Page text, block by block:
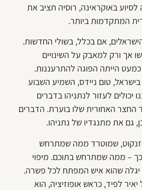
באוקראינה, רוסיה תציב את
המתקדמות ביותר.
אם בכלל, בשולי החדשות.
אך ורק למאבק על השינויים
הייתה הפוגה להתרעננות.
טום ניידס, השמיע השבוע
יכולים לעזור לנתניהו בדברים
החצר האחורית שלו בוערת. הדברים
גם את מתנגדיו של נתניהו.
שמוטרד ממה שמתרחש
– ממה שמתרחש בתוכם. מיפוי
יגלה שהוא איש המפתח לכל פשרה.
לפיד, כראש אופוזיציה, הוא